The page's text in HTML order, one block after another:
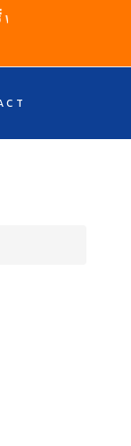
พื้นพียู พื้นสนามกีฬ